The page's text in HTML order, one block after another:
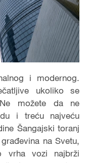
i modernog.
ukoliko se
možete da ne
i treću najveću
Šangajski toranj
na Svetu,
vrha vozi najbrži